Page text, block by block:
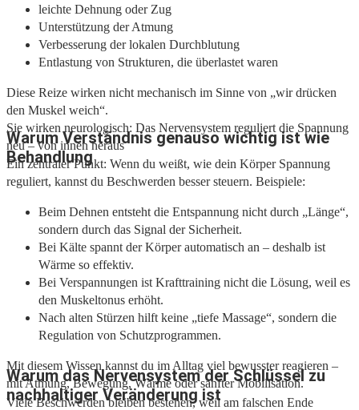
leichte Dehnung oder Zug
Unterstützung der Atmung
Verbesserung der lokalen Durchblutung
Entlastung von Strukturen, die überlastet waren
Diese Reize wirken nicht mechanisch im Sinne von „wir drücken
den Muskel weich“.
Sie wirken neurologisch: Das Nervensystem reguliert die Spannung
neu – von innen heraus
Warum Verständnis genauso wichtig ist wie
Behandlung
Ein zentraler Punkt: Wenn du weißt, wie dein Körper Spannung
reguliert, kannst du Beschwerden besser steuern. Beispiele:
Beim Dehnen entsteht die Entspannung nicht durch „Länge“,
sondern durch das Signal der Sicherheit.
Bei Kälte spannt der Körper automatisch an – deshalb ist
Wärme so effektiv.
Bei Verspannungen ist Krafttraining nicht die Lösung, weil es
den Muskeltonus erhöht.
Nach alten Stürzen hilft keine „tiefe Massage“, sondern die
Regulation von Schutzprogrammen.
Mit diesem Wissen kannst du im Alltag viel bewusster reagieren –
mit Atmung, Bewegung, Wärme oder sanfter Mobilisation.
Warum das Nervensystem der Schlüssel zu
nachhaltiger Veränderung ist
Viele Beschwerden bleiben bestehen, weil am falschen Ende